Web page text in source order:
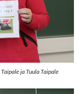
ja Tuula Taipale